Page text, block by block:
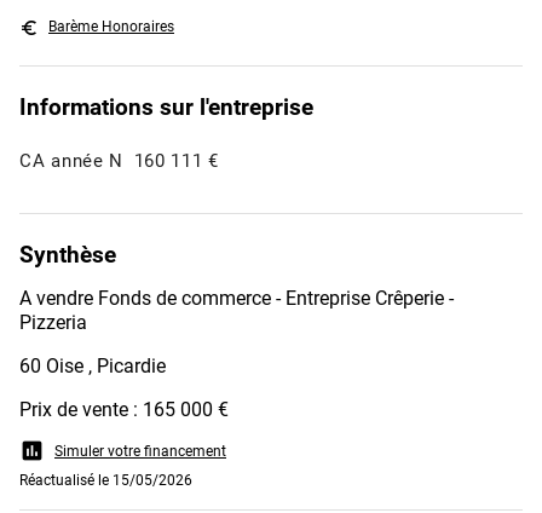
euro_symbol Barème Honoraires
Informations sur l'entreprise
CA année N 160 111 €
Synthèse
A vendre Fonds de commerce - Entreprise Crêperie -
Pizzeria
60 Oise , Picardie
Prix de vente : 165 000 €
assessment
Simuler votre financement
Réactualisé le 15/05/2026